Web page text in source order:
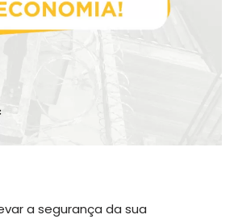
a segurança da sua